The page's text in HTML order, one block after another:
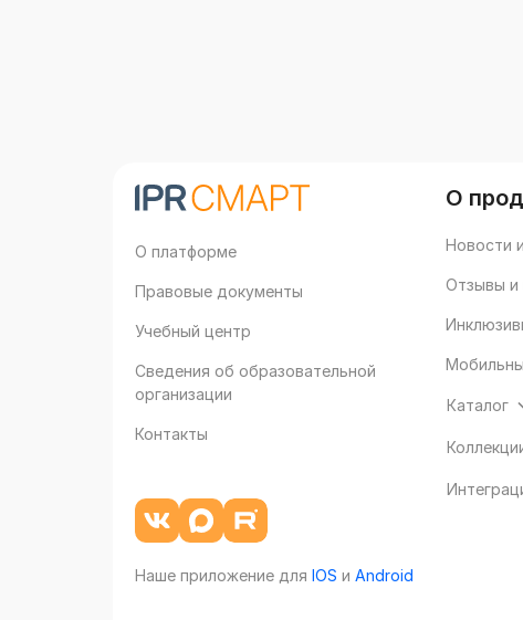
О платформе
Правовые документы
Учебный центр
Сведения об образовательной
организации
Контакты
Наше приложение для IOS и Android
О
Новости
Отзывы и
Каталог